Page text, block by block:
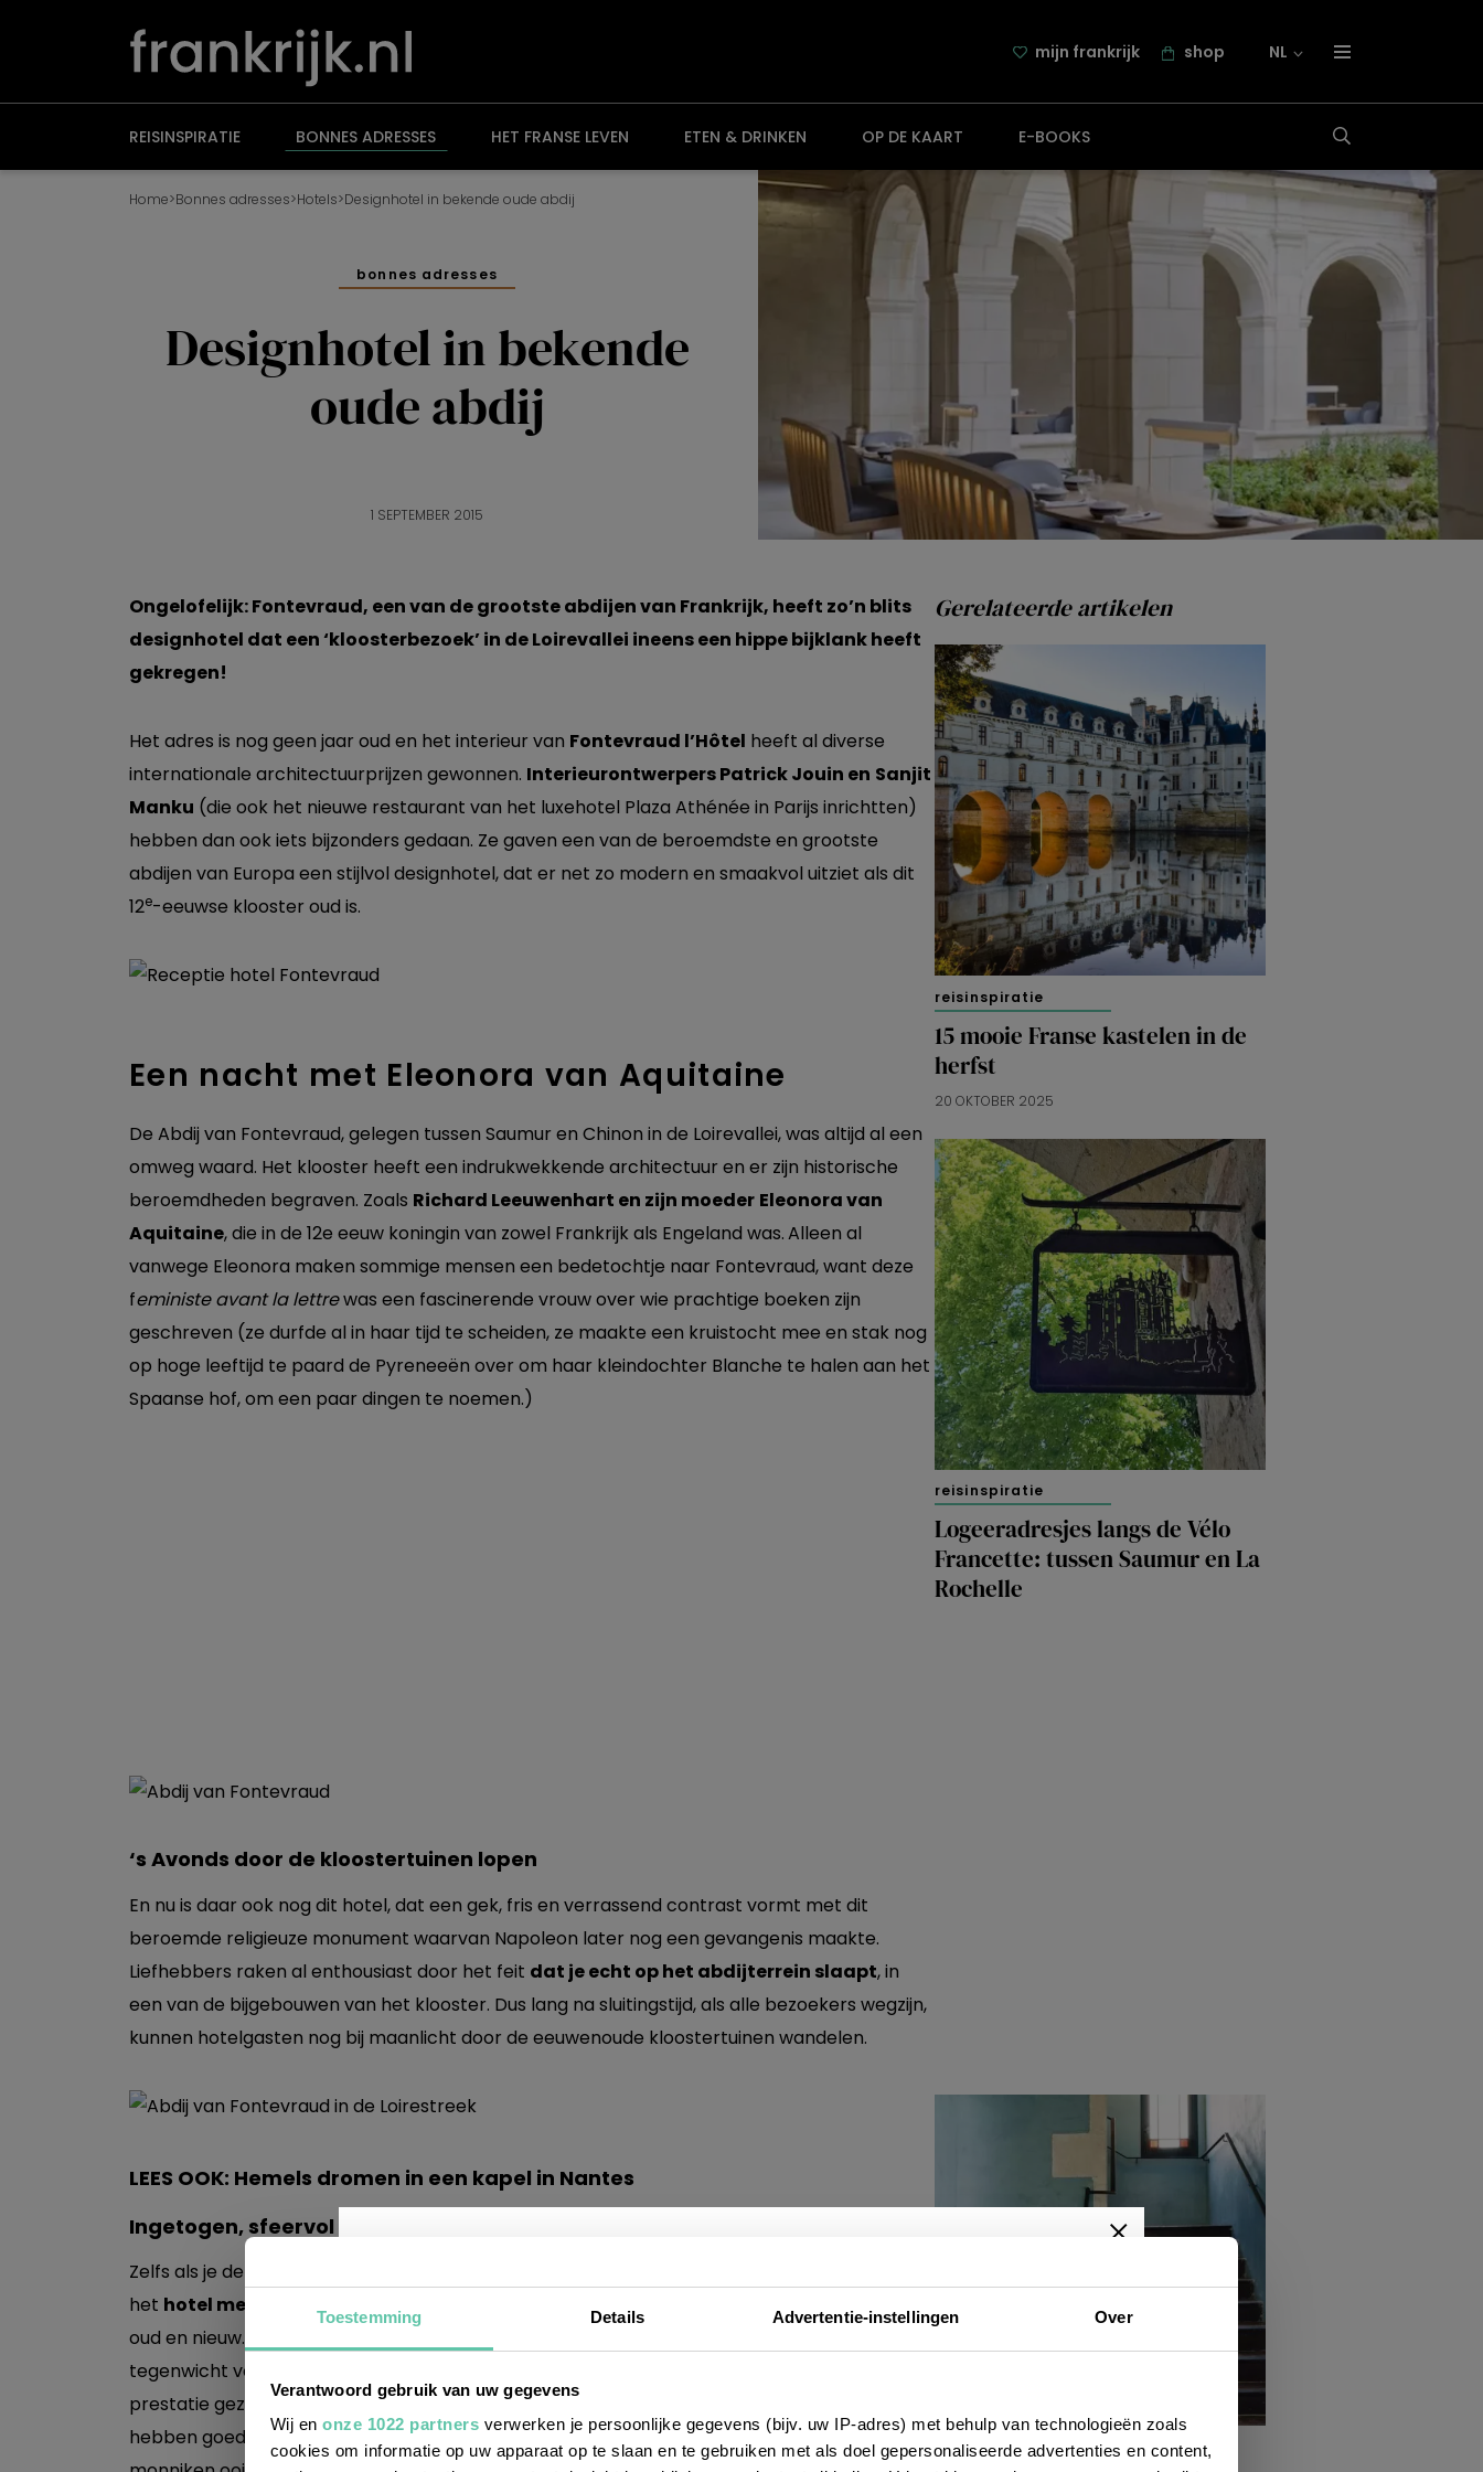
Toestemming Details Advertentie-instellingen Over
Verantwoord gebruik van uw gegevens
Wij en onze 1022 partners verwerken je persoonlijke gegevens (bijv. uw IP-adres) met behulp van technologieën zoals
cookies om informatie op uw apparaat op te slaan en te gebruiken met als doel gepersonaliseerde advertenties en content,
mijn frankrijk shop NL
over frankrijk.nl
samenwerking
contact
REISINSPIRATIE BONNES ADRESSES HET FRANSE LEVEN ETEN & DRINKEN OP DE KAART E-BOOKS
Home>Bonnes adresses>Hotels>Designhotel in bekende oude abdij
bonnes adresses
Designhotel in bekende
oude abdij
1 SEPTEMBER 2015
Ongelofelijk: Fontevraud, een van de grootste abdijen van Frankrijk, heeft zo’n blits
designhotel dat een ‘kloosterbezoek’ in de Loirevallei ineens een hippe bijklank heeft
gekregen!
Het adres is nog geen jaar oud en het interieur van Fontevraud l’Hôtel heeft al diverse
internationale architectuurprijzen gewonnen. Interieurontwerpers Patrick Jouin en Sanjit
Manku (die ook het nieuwe restaurant van het luxehotel Plaza Athénée in Parijs inrichtten)
hebben dan ook iets bijzonders gedaan. Ze gaven een van de beroemdste en grootste
abdijen van Europa een stijlvol designhotel, dat er net zo modern en smaakvol uitziet als dit
12e-eeuwse klooster oud is.
Een nacht met Eleonora van Aquitaine
De Abdij van Fontevraud, gelegen tussen Saumur en Chinon in de Loirevallei, was altijd al een
omweg waard. Het klooster heeft een indrukwekkende architectuur en er zijn historische
beroemdheden begraven. Zoals Richard Leeuwenhart en zijn moeder Eleonora van
Aquitaine, die in de 12e eeuw koningin van zowel Frankrijk als Engeland was.Alleen al
vanwege Eleonora maken sommige mensen een bedetochtje naar Fontevraud, want deze
feministe avant la lettrewas een fascinerende vrouw over wie prachtige boeken zijn
geschreven (ze durfde al in haar tijd te scheiden, ze maakte een kruistocht mee en stak nog
op hoge leeftijd te paard de Pyreneeën over om haar kleindochter Blanche te halen aan het
Spaanse hof, om een paar dingen te noemen.)
‘s Avonds door de kloostertuinen lopen
En nu is daar ook nog dit hotel, dat een gek, fris en verrassend contrast vormt met dit
beroemde religieuze monument waarvan Napoleon later nog een gevangenis maakte.
Liefhebbers raken al enthousiast door het feit dat je echt op het abdijterrein slaapt, in
een van de bijgebouwen van het klooster. Dus lang na sluitingstijd, als alle bezoekers wegzijn,
kunnen hotelgasten nog bij maanlicht door de eeuwenoude kloostertuinen wandelen.
LEES OOK: Hemels dromen in een kapel in Nantes
Ingetogen, sfeervol en overtuigend design
Zelfs als je de locatie je niet meteen wat zegt vanuit historisch opzicht, is het moeilijk om in
het hotel met 54 kamers
niet onder de indruk te raken van de elegante combinatie tussen
oud en nieuw. Veel eikenhout, metaal en uniforme stoffen geven een bescheiden modern
tegenwicht voor kruisgewelven, smeedijzerwerk en statige hoge ramen. En de knapste
prestatie gezien de locatie: het gebouw voelt nergens streng of afstandelijk. De designers
hebben goed gelet op materialen die geluid absorberen bijvoorbeeld, zodat de ruimtes waar
Gerelateerde artikelen
reisinspiratie
15 mooie Franse kastelen in de
herfst
20 OKTOBER 2025
reisinspiratie
Logeeradresjes langs de Vélo
Francette: tussen Saumur en La
Rochelle
bonnes adresses
Nieuwsbrief
leuke adressen en inspirerende tips voor Frankrijk? Meld je dan
aan voor onze 2-wekelijkse nieuwsbrief. Zo gedaan!